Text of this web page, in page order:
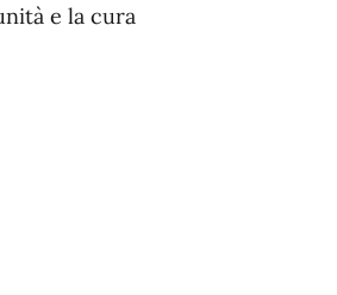
e la cura